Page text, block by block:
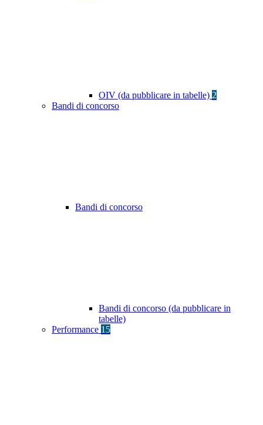
OIV (da pubblicare in tabelle) 2
Bandi di concorso
Bandi di concorso
Bandi di concorso (da pubblicare in
tabelle)
Performance 15